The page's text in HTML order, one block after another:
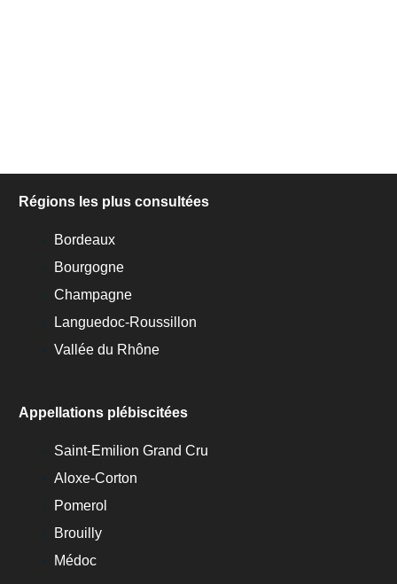
Régions les plus consultées
Bordeaux
Bourgogne
Champagne
Languedoc-Roussillon
Vallée du Rhône
Appellations plébiscitées
Saint-Emilion Grand Cru
Aloxe-Corton
Pomerol
Brouilly
Médoc